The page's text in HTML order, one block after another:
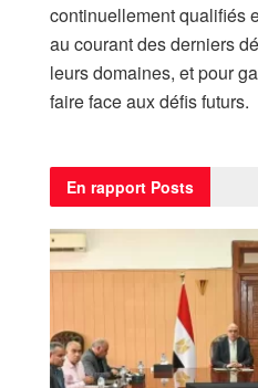
continuellement qualifiés
au courant des derniers
leurs domaines, et pour
faire face aux défis futurs.
En rapport Posts